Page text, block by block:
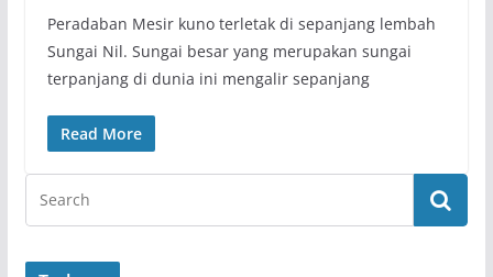
Peradaban Mesir kuno terletak di sepanjang lembah
Sungai Nil. Sungai besar yang merupakan sungai
terpanjang di dunia ini mengalir sepanjang
Read More